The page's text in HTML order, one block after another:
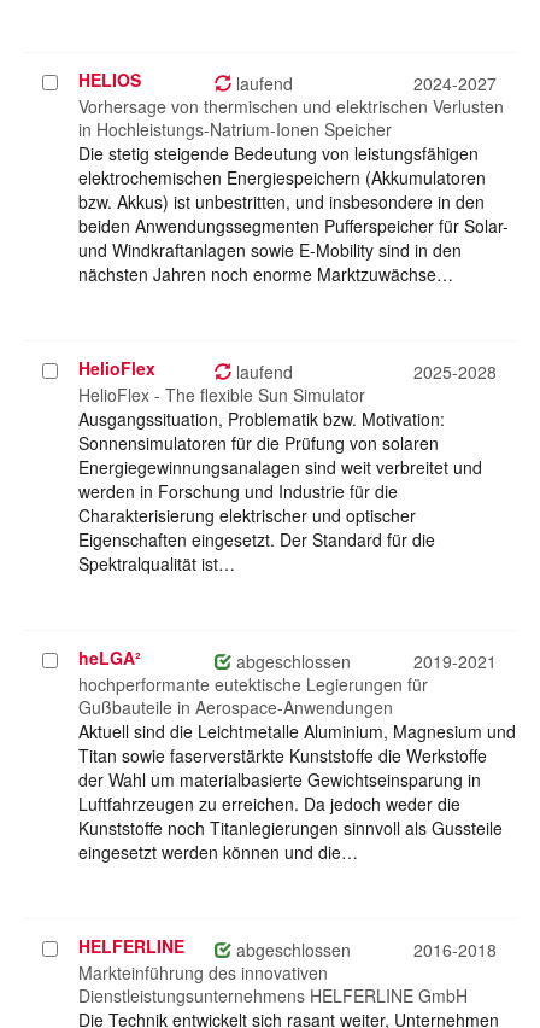
Projekt
auswählen
HELIOS laufend
2024-2027
Vorhersage von thermischen und elektrischen Verlusten
in Hochleistungs-Natrium-Ionen Speicher
Die stetig steigende Bedeutung von leistungsfähigen
elektrochemischen Energiespeichern (Akkumulatoren
bzw. Akkus) ist unbestritten, und insbesondere in den
beiden Anwendungssegmenten Pufferspeicher für Solar-
und Windkraftanlagen sowie E-Mobility sind in den
nächsten Jahren noch enorme Marktzuwächse…
Projekt
auswählen
HelioFlex laufend
2025-2028
HelioFlex - The flexible Sun Simulator
Ausgangssituation, Problematik bzw. Motivation:
Sonnensimulatoren für die Prüfung von solaren
Energiegewinnungsanalagen sind weit verbreitet und
werden in Forschung und Industrie für die
Charakterisierung elektrischer und optischer
Eigenschaften eingesetzt. Der Standard für die
Spektralqualität ist…
Projekt
auswählen
heLGA² abgeschlossen
2019-2021
hochperformante eutektische Legierungen für
Gußbauteile in Aerospace-Anwendungen
Aktuell sind die Leichtmetalle Aluminium, Magnesium und
Titan sowie faserverstärkte Kunststoffe die Werkstoffe
der Wahl um materialbasierte Gewichtseinsparung in
Luftfahrzeugen zu erreichen. Da jedoch weder die
Kunststoffe noch Titanlegierungen sinnvoll als Gussteile
eingesetzt werden können und die…
Projekt
auswählen
HELFERLINE abgeschlossen
2016-2018
Markteinführung des innovativen
Dienstleistungsunternehmens HELFERLINE GmbH
Die Technik entwickelt sich rasant weiter, Unternehmen